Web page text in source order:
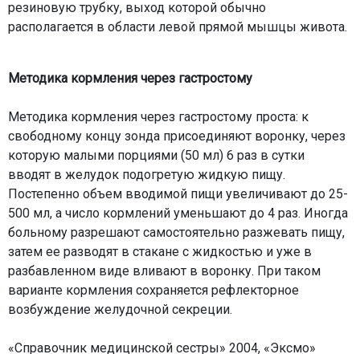
резиновую трубку, выход которой обычно
располагается в области левой прямой мышцы живота.
Методика кормления через гастростому
Методика кормления через гастростому проста: к
свободному концу зонда присоединяют воронку, через
которую малыми порциями (50 мл) 6 раз в сутки
вводят в желудок подогретую жидкую пищу.
Постепенно объем вводимой пищи увеличивают до 25-
500 мл, а число кормлений уменьшают до 4 раз. Иногда
больному разрешают самостоятельно разжевать пищу,
затем ее разводят в стакане с жидкостью и уже в
разбавленном виде вливают в воронку. При таком
варианте кормления сохраняется рефлекторное
возбуждение желудочной секреции.
«Справочник медицинской сестры» 2004, «Эксмо»